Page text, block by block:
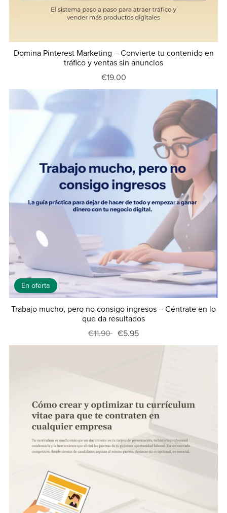
Domina Pinterest Marketing – Convierte tu contenido en
tráfico y ventas sin anuncios
€19.00
En oferta
Trabajo mucho, pero no consigo ingresos – Céntrate en lo
que da resultados
€11.90 €5.95